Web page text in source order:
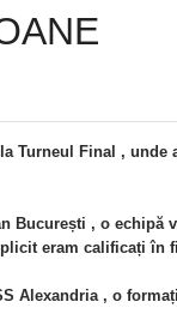
Turneul Final ,
București , o
eram calificați în
Alexandria , o